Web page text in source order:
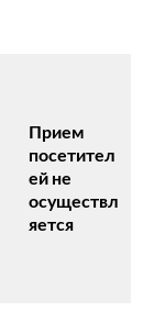
Прием
посетител
ей не
осуществл
яется